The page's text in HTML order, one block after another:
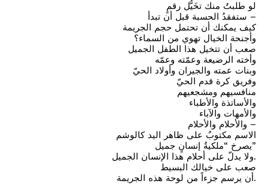
لو طلبتُ منك تخَيُّل رقمٍ
ستفقدُ الحسبة قبل أن تبدأ –
كيف يمكنك أن تحتمل حجم الجريمة
وأجنحة الخيال تهوي من السماء؟
صعب أن تتخيل هذا الطفل الجميل
وأخته الرضيعة وعمّته وعمّه
وبنات عمته والجيران وأولاد الحيّ
وفريق كرة قدم الحيّ
منافسيهم ومشجعيهم
والأساتذة والأطباء
والأمهات والآباء
والأحلام والأحلام –
الاسم مكتوبٌ على ظاهر اليد كالوشم
يصرخ “ملكيةُ إنسانٍ جميل”
ولا يدلّ على أحلام هذا الإنسان الجميل.
صعب على خيالك البسيط
أن يرسم جزءاً من لوحة هذه الجريمة.